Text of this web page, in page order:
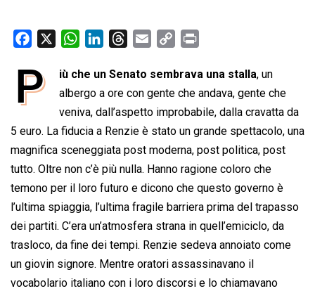
c
e
o
o
k
W
a
t
s
A
p
p
n
k
e
d
I
n
r
e
a
d
s
a
i
l
p
y
L
i
n
k
i
n
t
P iù che un Senato sembrava una stalla, un
albergo a ore con gente che andava, gente che
veniva, dall’aspetto improbabile, dalla cravatta da
5 euro. La fiducia a Renzie è stato un grande spettacolo, una
magnifica sceneggiata post moderna, post politica, post
tutto. Oltre non c’è più nulla. Hanno ragione coloro che
temono per il loro futuro e dicono che questo governo è
l’ultima spiaggia, l’ultima fragile barriera prima del trapasso
dei partiti. C’era un’atmosfera strana in quell’emiciclo, da
trasloco, da fine dei tempi. Renzie sedeva annoiato come
un giovin signore. Mentre oratori assassinavano il
vocabolario italiano con i loro discorsi e lo chiamavano